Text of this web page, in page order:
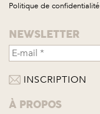
Politique de confidentialité
NEWSLETTER
À PROPOS